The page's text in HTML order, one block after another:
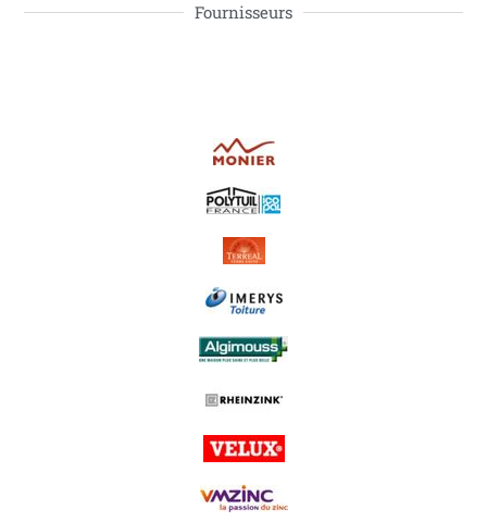
Fournisseurs